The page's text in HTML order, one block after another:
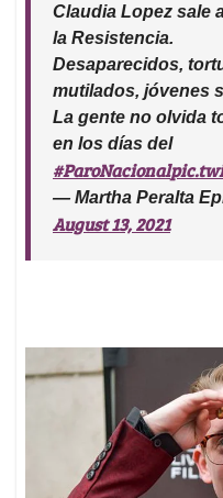
Claudia Lopez sale
la Resistencia.
Desaparecidos,
mutilados, jóvenes
La gente no olvida
en los días del
#ParoNacional
— Martha Peralta
August 13, 2021